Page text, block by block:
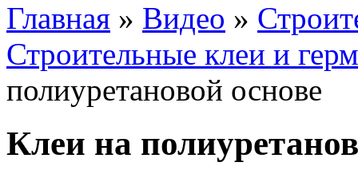
Главная » Видео »
Строительные клеи и
полиуретановой основе
Клеи на